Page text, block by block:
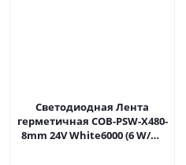
Светодиодная Лента
герметичная COB-PSW-X480-
8mm 24V White6000 (6 W/m,